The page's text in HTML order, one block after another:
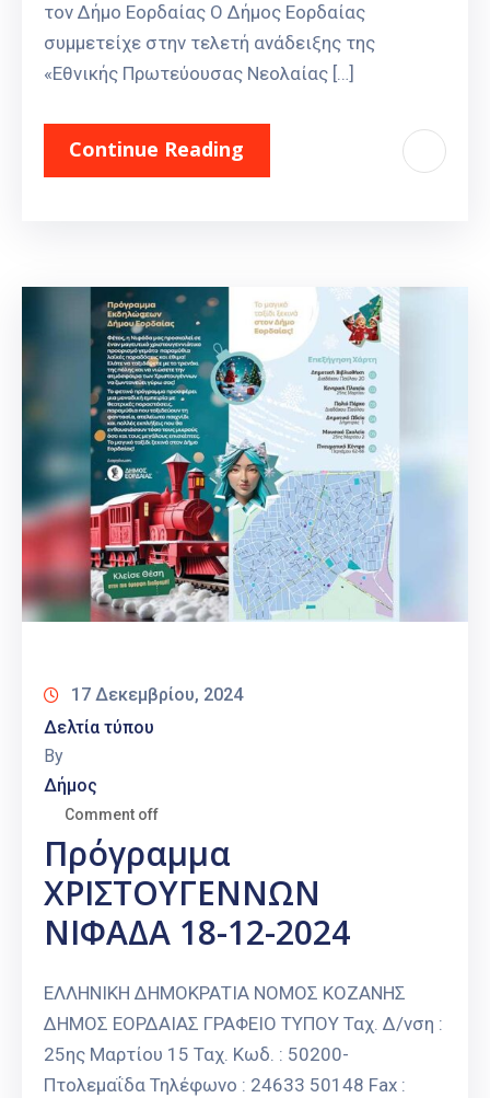
τον Δήμο Εορδαίας Ο Δήμος Εορδαίας
συμμετείχε στην τελετή ανάδειξης της
«Εθνικής Πρωτεύουσας Νεολαίας […]
Continue Reading
17 Δεκεμβρίου, 2024
Δελτία τύπου
By
Δήμος
Comment off
Πρόγραμμα
ΧΡΙΣΤΟΥΓΕΝΝΩΝ
ΝΙΦΑΔΑ 18-12-2024
ΕΛΛΗΝΙΚΗ ΔΗΜΟΚΡΑΤΙΑ ΝΟΜΟΣ ΚΟΖΑΝΗΣ
ΔΗΜΟΣ ΕΟΡΔΑΙΑΣ ΓΡΑΦΕΙΟ ΤΥΠΟΥ Ταχ. Δ/νση :
25ης Μαρτίου 15 Ταχ. Κωδ. : 50200-
Πτολεμαΐδα Τηλέφωνο : 24633 50148 Fax :